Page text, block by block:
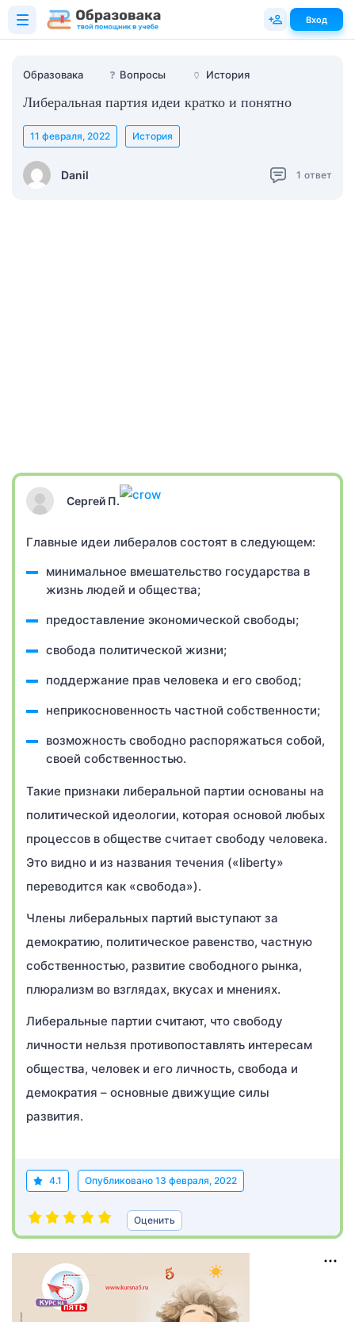
Образовака ❓ Вопросы 🏺 История
Либеральная партия идеи кратко и понятно
Danil
11 февраля, 2022 История
1 ответ
Сергей П.
Главные идеи либералов состоят в следующем:
минимальное вмешательство государства в
жизнь людей и общества;
предоставление экономической свободы;
свобода политической жизни;
поддержание прав человека и его свобод;
неприкосновенность частной собственности;
возможность свободно распоряжаться собой,
своей собственностью.
Такие признаки либеральной партии основаны на
политической идеологии, которая основой любых
процессов в обществе считает свободу человека.
Это видно и из названия течения («liberty»
переводится как «свобода»).
Члены либеральных партий выступают за
демократию, политическое равенство, частную
собственностью, развитие свободного рынка,
плюрализм во взглядах, вкусах и мнениях.
Либеральные партии считают, что свободу
личности нельзя противопоставлять интересам
общества, человек и его личность, свобода и
демократия – основные движущие силы
развития.
4.1 Опубликовано 13 февраля, 2022
Оценить
Вход